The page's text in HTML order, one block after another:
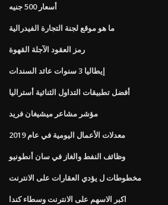
أسعار 500 جنيه
ما هو موقع لجنة التجارة الفيدرالية
رمز العقود الآجلة القهوة
إيطاليا 3 سنوات عائد السندات
أفضل تطبيقات التداول الثنائية أستراليا
مؤشر مشاعر ميشيغان فريد
معدلات الأعمال اليومية في عام 2019
وظائف النفط والغاز في سان أنطونيو
مخطوطات ل يؤدي العقارات على الانترنت
اكبر الاسهم على الانترنت وسطاء كندا